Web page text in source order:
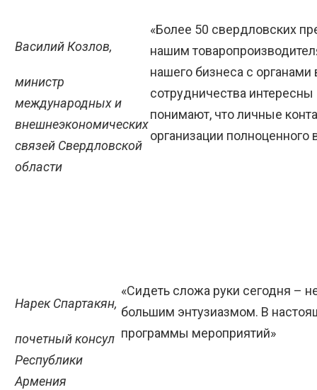
«Более 50 свердловских
нашим
нашего бизнеса с
сотрудничества
понимают, что личные
организации
Василий Козлов,
министр
международных и
внешнеэкономических
связей Свердловской
области
«Сидеть сложа руки сегодня –
большим энтузиазмом. В
программы мероприятий»
Нарек Спартакян,
почетный консул
Республики
Армения